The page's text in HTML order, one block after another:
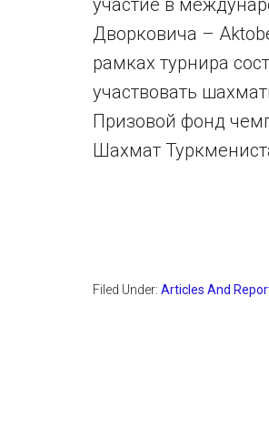
Дворковича –
рамках турнира
участвовать
Призовой фонд
Шахмат
Filed Under: Articles And